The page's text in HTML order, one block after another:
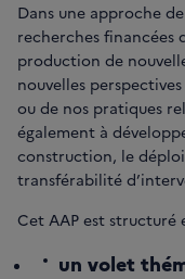
Dans une approche
recherches financées
production de
nouvelles
ou de nos pratiques
également à
construction, le
transférabilité
Cet AAP est structuré
un volet